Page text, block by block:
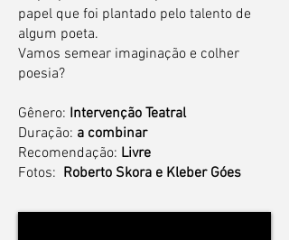
papel que foi plantado pelo talento de
algum poeta.
Vamos semear imaginação e colher
poesia?
Gênero: Intervenção Teatral
Duração: a combinar
Recomendação: Livre
Fotos: Roberto Skora e Kleber Góes